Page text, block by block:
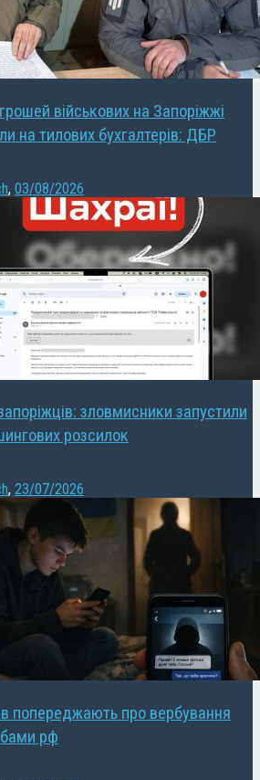
військових на Запоріжжі
на тилових бухгалтерів: ДБР
, 03/08/2026
зловмисники запустили
розсилок
, 23/07/2026
попереджають про вербування
рф